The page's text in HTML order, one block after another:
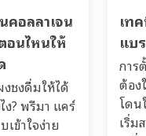
คอลลาเจน
อนไหนให้
ชงดื่มให้ได้
? พรีมา แคร์
ข้าใจง่าย
เท
แบ
การ
ต้อง
โดน
เริ่ม